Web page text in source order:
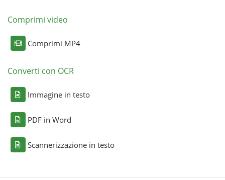
Comprimi video
Comprimi MP4
Converti con OCR
Immagine in testo
PDF in Word
Scannerizzazione in testo